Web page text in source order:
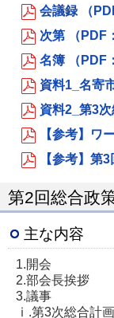
会議録 （
次第 （PDF
名簿 （PDF
資料1_名寄
資料2_第3
【参考】ワ
【参考】第
第2回総合政
主な内容
1.開会
2.部会長挨拶
3.議事
ⅰ.第3次総合計